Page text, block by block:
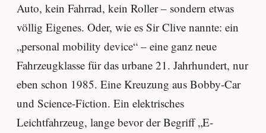
Auto, kein Fahrrad, kein Roller – sondern etwas
völlig Eigenes. Oder, wie es Sir Clive nannte: ein
„personal mobility device“ – eine ganz neue
Fahrzeugklasse für das urbane 21. Jahrhundert, nur
eben schon 1985. Eine Kreuzung aus Bobby-Car
und Science-Fiction. Ein elektrisches
Leichtfahrzeug, lange bevor der Begriff „E-